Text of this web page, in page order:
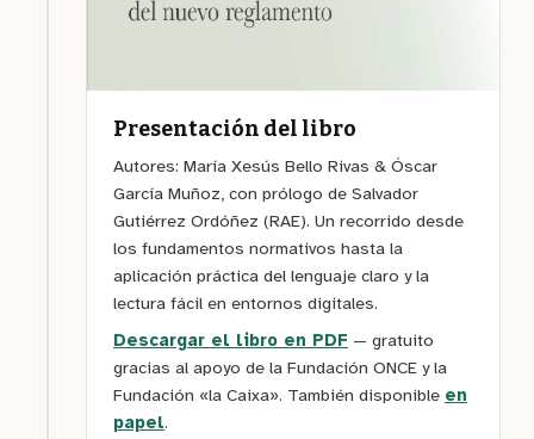
Presentación del libro
Autores: María Xesús Bello Rivas & Óscar
García Muñoz, con prólogo de Salvador
Gutiérrez Ordóñez (RAE). Un recorrido desde
los fundamentos normativos hasta la
aplicación práctica del lenguaje claro y la
lectura fácil en entornos digitales.
Descargar el libro en PDF — gratuito
gracias al apoyo de la Fundación ONCE y la
Fundación «la Caixa». También disponible en
papel.